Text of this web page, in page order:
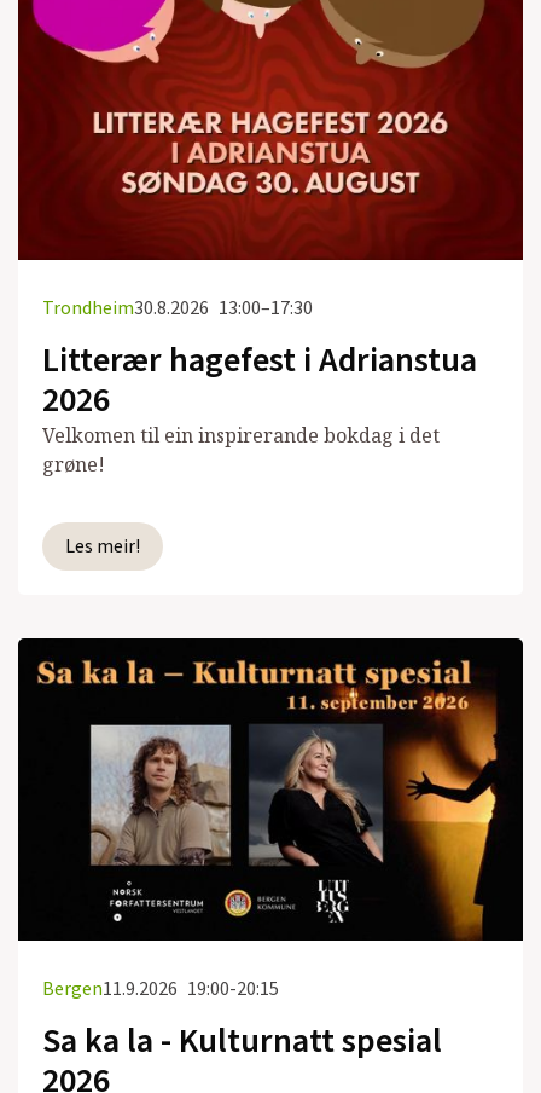
Trondheim30.8.2026 13:00–17:30
Litterær hagefest i Adrianstua
2026
Velkomen til ein inspirerande bokdag i det
grøne!
Les meir!
Bergen11.9.2026 19:00-20:15
Sa ka la - Kulturnatt spesial
2026